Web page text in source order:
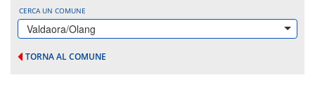
CERCA UN COMUNE
Valdaora/Olang
TORNA AL COMUNE